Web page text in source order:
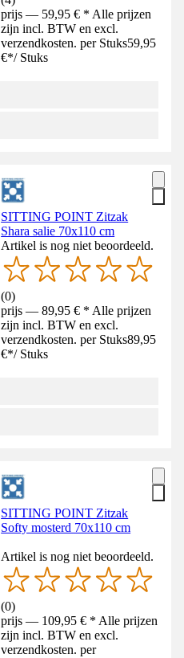
prijs — 59,95 € * Alle prijzen
zijn incl. BTW en excl.
verzendkosten. per Stuks59,95
€*/ Stuks
SITTING POINT Zitzak
Shara salie 70x110 cm
Artikel is nog niet beoordeeld.
(0)
prijs — 89,95 € * Alle prijzen
zijn incl. BTW en excl.
verzendkosten. per Stuks89,95
€*/ Stuks
SITTING POINT Zitzak
Softy mosterd 70x110 cm
Artikel is nog niet beoordeeld.
(0)
prijs — 109,95 € * Alle prijzen
zijn incl. BTW en excl.
verzendkosten. per